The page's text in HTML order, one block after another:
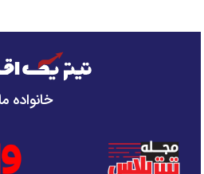
خانواده ما